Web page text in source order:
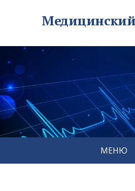
МЕНЮ